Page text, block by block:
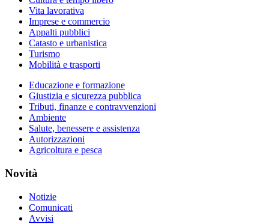
Vita lavorativa
Imprese e commercio
Appalti pubblici
Catasto e urbanistica
Turismo
Mobilità e trasporti
Educazione e formazione
Giustizia e sicurezza pubblica
Tributi, finanze e contravvenzioni
Ambiente
Salute, benessere e assistenza
Autorizzazioni
Agricoltura e pesca
Novità
Notizie
Comunicati
Avvisi